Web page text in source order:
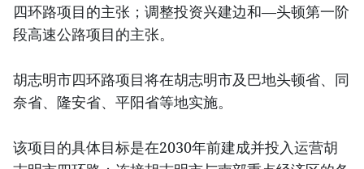
四环路项目的主张；调整投资兴建边和—头顿第一阶
段高速公路项目的主张。
胡志明市四环路项目将在胡志明市及巴地头顿省、同
奈省、隆安省、平阳省等地实施。
该项目的具体目标是在2030年前建成并投入运营胡